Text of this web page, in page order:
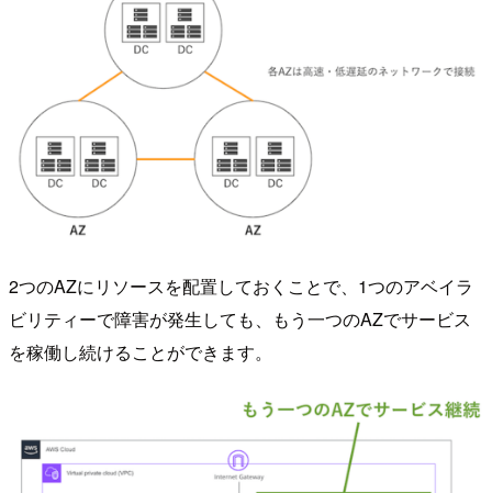
2つのAZにリソースを配置しておくことで、1つのアベイラ
ビリティーで障害が発生しても、もう一つのAZでサービス
を稼働し続けることができます。